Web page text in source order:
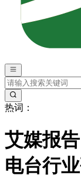
热词：
艾媒报
电台行